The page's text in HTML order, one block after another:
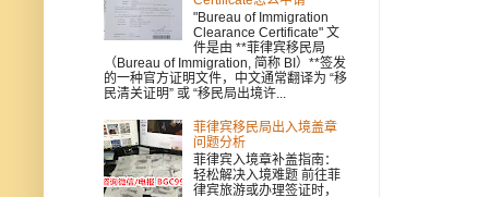
"Bureau of Immigration
Clearance Certificate" 文
件是由 **菲律宾移民局
（Bureau of Immigration, 简称 BI）**签发
的一种官方证明文件，中文通常翻译为 “移
民清关证明” 或 “移民局出境许...
菲律宾移民局出入境盖章
问题分析
菲律宾入境章补盖指南：
轻松解决入境难题 前往菲
律宾旅游或办理签证时，